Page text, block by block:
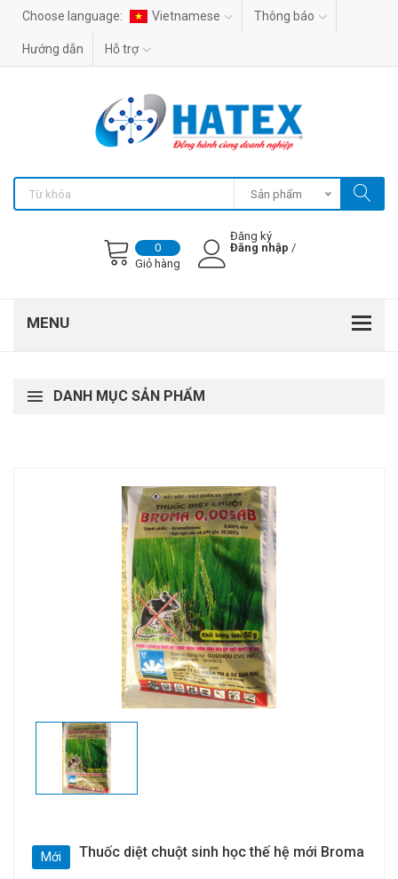
Choose language: Vietnamese Thông báo
Hướng dẫn Hỗ trợ
Sản phẩm
0
Giỏ hàng
Đăng ký
Đăng nhập /
DANH MỤC SẢN PHẨM
Mới Thuốc diệt chuột sinh học thế hệ mới Broma